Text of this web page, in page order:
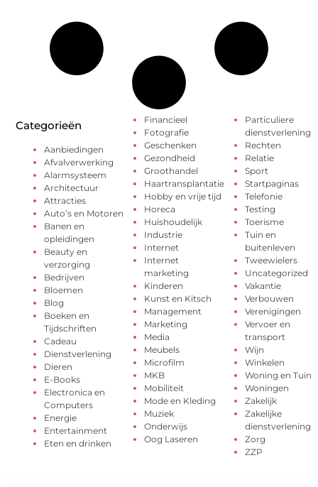
Categorieën
Aanbiedingen
Afvalverwerking
Alarmsysteem
Architectuur
Attracties
Auto’s en Motoren
Banen en
opleidingen
Beauty en
verzorging
Bedrijven
Bloemen
Blog
Boeken en
Tijdschriften
Cadeau
Dienstverlening
Dieren
E-Books
Electronica en
Computers
Energie
Entertainment
Eten en drinken
Financieel
Fotografie
Geschenken
Gezondheid
Groothandel
Haartransplantatie
Hobby en vrije tijd
Horeca
Huishoudelijk
Industrie
Internet
Internet
marketing
Kinderen
Kunst en Kitsch
Management
Marketing
Media
Meubels
Microfilm
MKB
Mobiliteit
Mode en Kleding
Muziek
Onderwijs
Oog Laseren
Particuliere
dienstverlening
Rechten
Relatie
Sport
Startpaginas
Telefonie
Testing
Toerisme
Tuin en
buitenleven
Tweewielers
Uncategorized
Vakantie
Verbouwen
Verenigingen
Vervoer en
transport
Wijn
Winkelen
Woning en Tuin
Woningen
Zakelijk
Zakelijke
dienstverlening
Zorg
ZZP